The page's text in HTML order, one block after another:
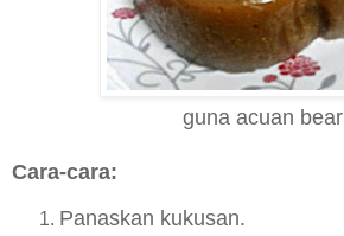
guna acuan bear
Cara-cara:
Panaskan kukusan.